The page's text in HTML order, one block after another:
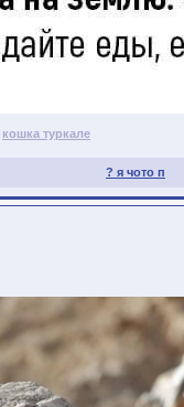
кошка туркале
? я чото п